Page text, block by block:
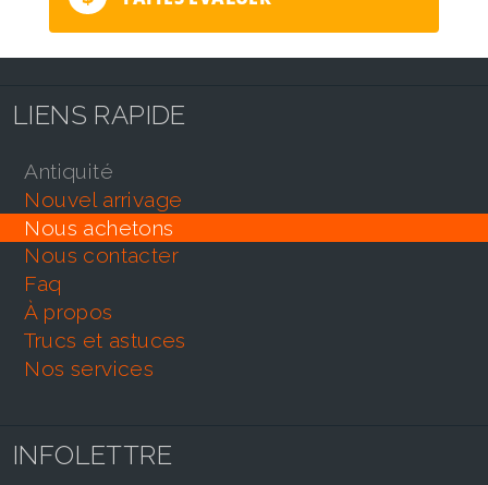
LIENS RAPIDE
antiquité
nouvel arrivage
nous achetons
nous contacter
faq
À propos
trucs et astuces
nos services
INFOLETTRE